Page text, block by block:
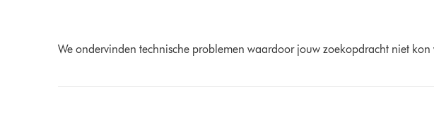
We ondervinden technische problemen waardoor jouw zoekopdracht niet